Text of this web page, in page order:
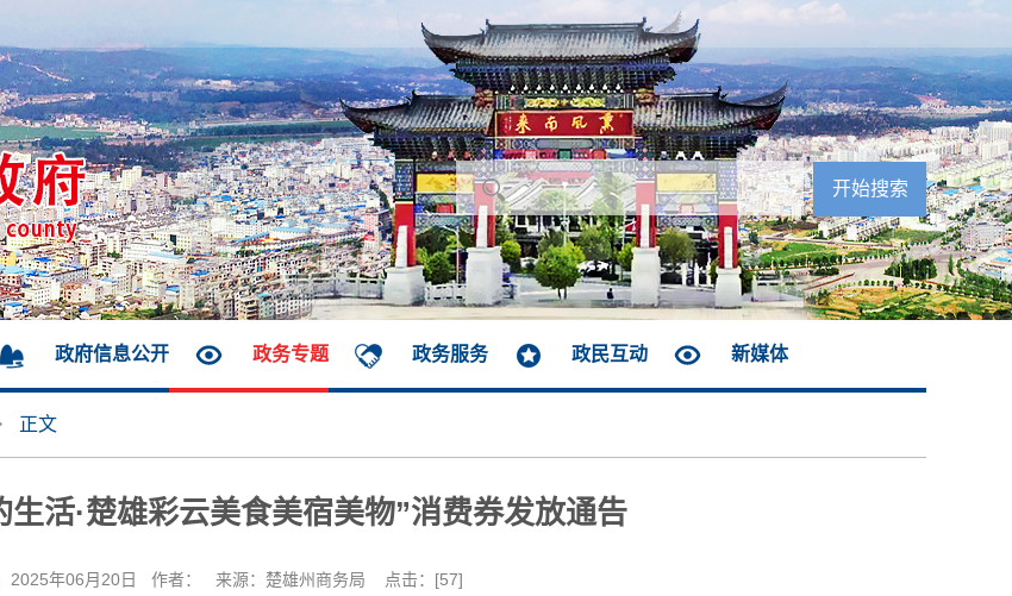
政府信息公开 政务专题 政务服务 政民互动 新媒体
正文
生活·楚雄彩云美食美宿美物”消费券发放通告
2025年06月20日 作者： 来源：楚雄州商务局 点击：[57]